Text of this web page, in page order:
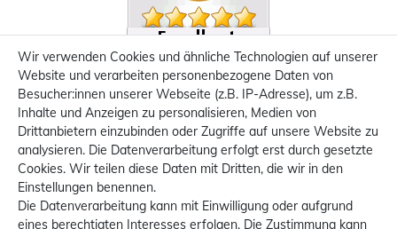
Wir verwenden Cookies und ähnliche Technologien auf unserer
Website und verarbeiten personenbezogene Daten von
Besucher:innen unserer Webseite (z.B. IP-Adresse), um z.B.
Inhalte und Anzeigen zu personalisieren, Medien von
Drittanbietern einzubinden oder Zugriffe auf unsere Website zu
analysieren. Die Datenverarbeitung erfolgt erst durch gesetzte
Cookies. Wir teilen diese Daten mit Dritten, die wir in den
Einstellungen benennen.
Die Datenverarbeitung kann mit Einwilligung oder aufgrund
eines berechtigten Interesses erfolgen. Die Zustimmung kann